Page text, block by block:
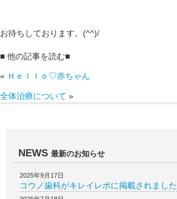
お待ちしております。(^^)/
■ 他の記事を読む■
« Ｈｅｌｌｏ♡赤ちゃん
全体治療について »
NEWS 最新のお知らせ
2025年9月17日
コウノ歯科がキレイレポに掲載されました